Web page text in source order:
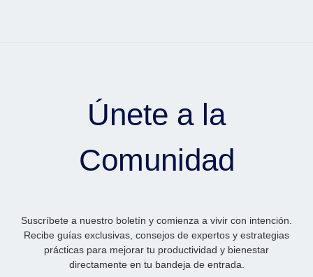
Únete a la
Comunidad
Suscríbete a nuestro boletín y comienza a vivir con intención.
Recibe guías exclusivas, consejos de expertos y estrategias
prácticas para mejorar tu productividad y bienestar
directamente en tu bandeja de entrada.